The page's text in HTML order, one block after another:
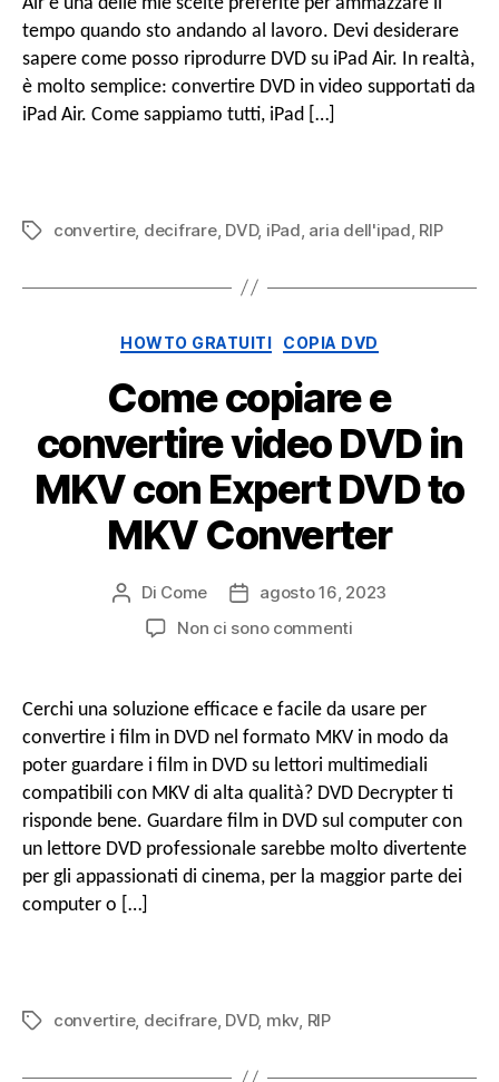
Riproduci
DVD
su
iPad
Air
tempo quando sto andando al lavoro. Devi desiderare
sapere come posso riprodurre DVD su iPad Air. In realtà,
è molto semplice: convertire DVD in video supportati da
iPad Air. Come sappiamo tutti, iPad […]
Tag convertire, decifrare, DVD, iPad aria dell'ipad RIP
Categorie
HOWTO GRATUITI COPIA DVD
Come copiare e
convertire video DVD in
MKV con Expert DVD to
MKV Converter
Post
autore
Di Come
Dataagosto 16, 2023
Non ci sono commentiSU
e
convertire
video
DVD
in
MKV
con
Expert
Cerchi una soluzione efficace e facile da usare per
convertire i film in DVD nel formato MKV in modo da
poter guardare i film in DVD su lettori multimediali
compatibili con MKV di alta qualità? DVD Decrypter ti
risponde bene. Guardare film in DVD sul computer con
un lettore DVD professionale sarebbe molto divertente
per gli appassionati di cinema, per la maggior parte dei
computer o […]
Tag convertire, decifrare, DVD, mkv, RIP